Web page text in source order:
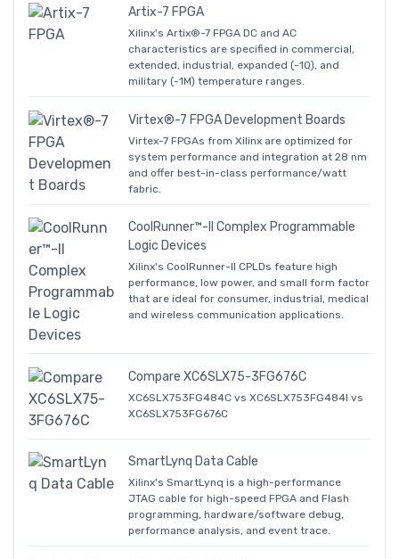
Artix-7 FPGA
Xilinx's Artix®-7 FPGA DC and AC
characteristics are specified in commercial,
extended, industrial, expanded (-1Q), and
military (-1M) temperature ranges.
Virtex®-7 FPGA Development Boards
Virtex-7 FPGAs from Xilinx are optimized for
system performance and integration at 28 nm
and offer best-in-class performance/watt
fabric.
CoolRunner™-II Complex Programmable
Logic Devices
Xilinx's CoolRunner-II CPLDs feature high
performance, low power, and small form factor
that are ideal for consumer, industrial, medical
and wireless communication applications.
Compare XC6SLX75-3FG676C
XC6SLX753FG484C vs XC6SLX753FG484I vs
XC6SLX753FG676C
SmartLynq Data Cable
Xilinx's SmartLynq is a high-performance
JTAG cable for high-speed FPGA and Flash
programming, hardware/software debug,
performance analysis, and event trace.